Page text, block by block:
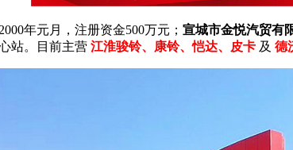
年元月，注册资金500万元； 宣城市金悦汽贸有
站。目前主营 江淮骏铃、康铃、恺达、皮卡 及 德